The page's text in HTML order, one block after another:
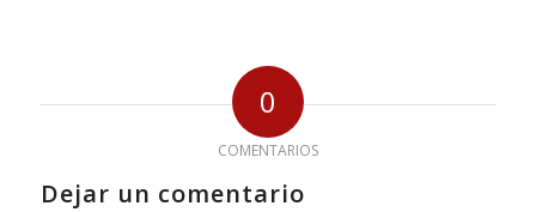
0
COMENTARIOS
Dejar un comentario